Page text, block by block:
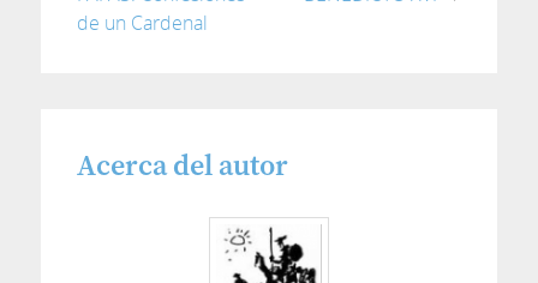
de un Cardenal
Acerca del autor